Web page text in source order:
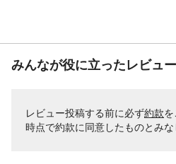
みんなが役に立ったレビュー
レビュー投稿する前に必ず約款
時点で約款に同意したものとみな